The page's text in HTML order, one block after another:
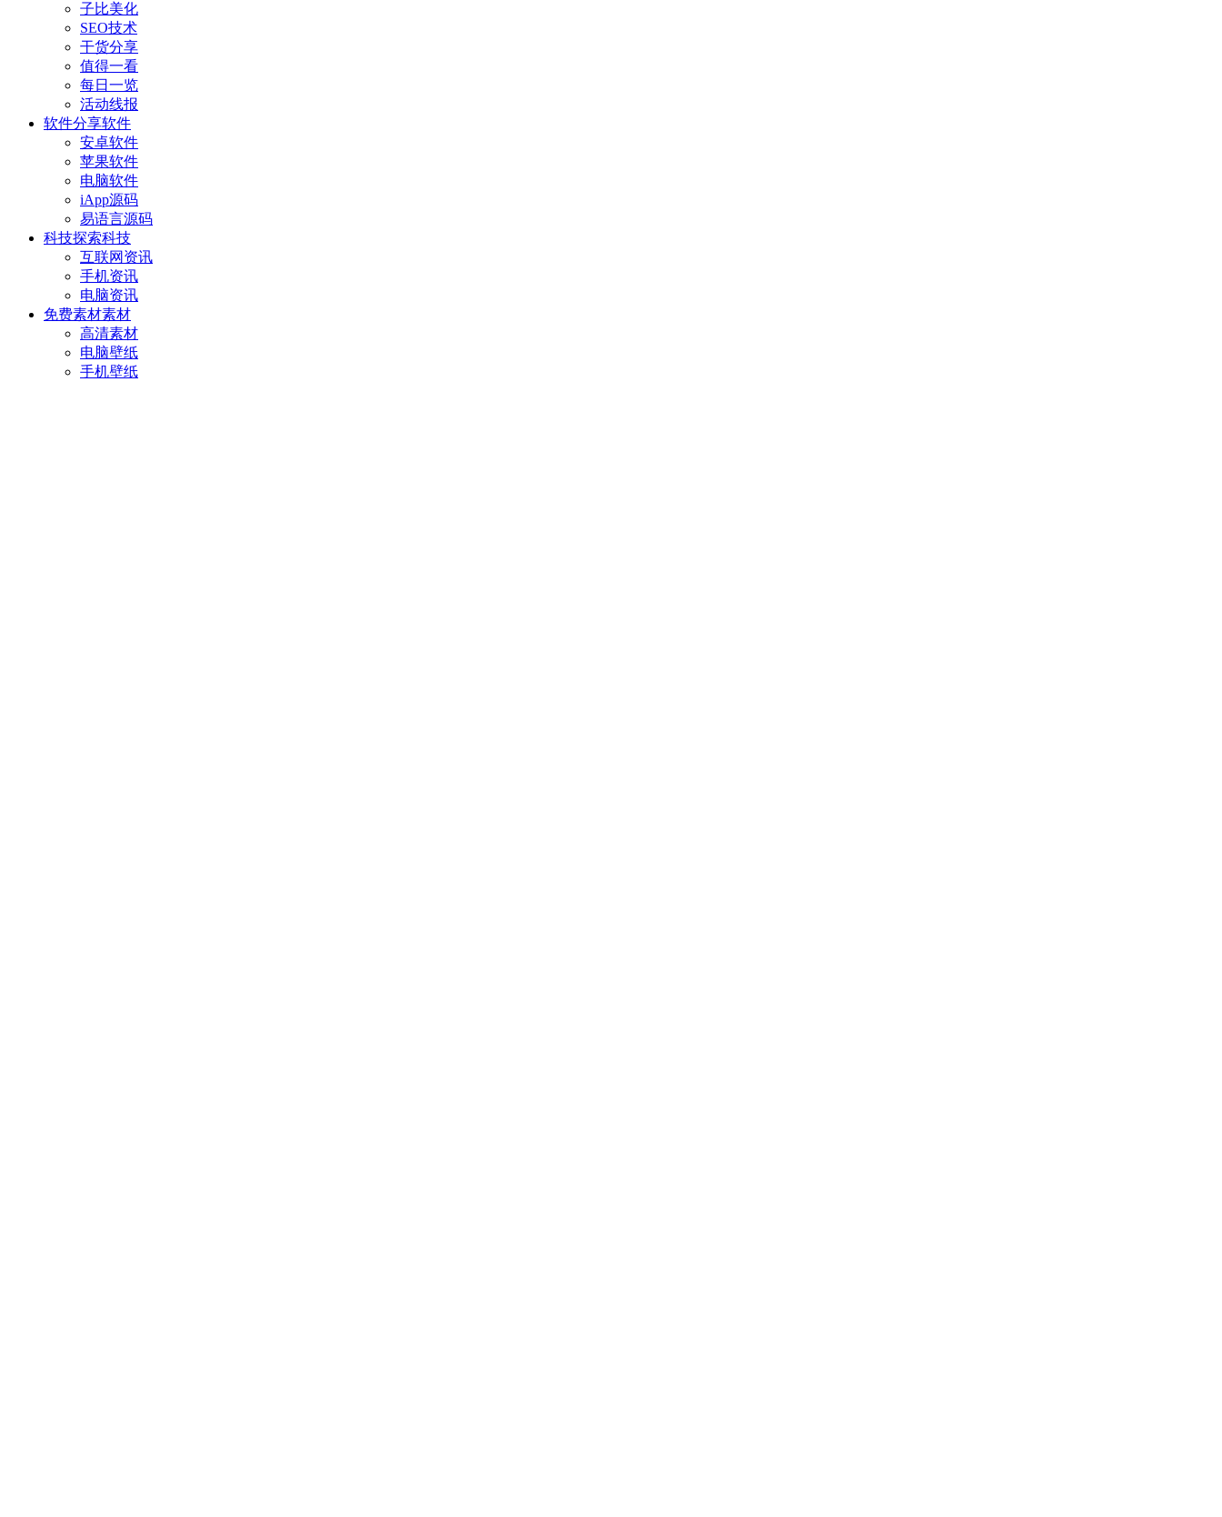
子比美化
SEO技术
干货分享
值得一看
每日一览
活动线报
软件分享软件
安卓软件
苹果软件
电脑软件
iApp源码
易语言源码
科技探索科技
互联网资讯
手机资讯
电脑资讯
免费素材素材
高清素材
电脑壁纸
手机壁纸